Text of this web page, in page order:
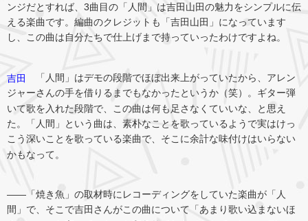
ンジだとすれば、3曲目の「人間」は吉田山田の魅力をシンプルに伝
える楽曲です。編曲のクレジットも「吉田山田」になっています
し、この曲は自分たちで仕上げまで持っていったわけですよね。
吉田
「人間」はデモの段階でほぼ出来上がっていたから、アレン
ジャーさんの手を借りるまでもなかったというか（笑）。ギター弾
いて歌を入れた段階で、この曲は何も足さなくていいな、と思え
た。「人間」という曲は、素朴なことを歌っているようで実はけっ
こう深いことを歌っている楽曲で、そこに余計な味付けはいらない
かもなって。
――「焼き魚」の取材時にレコーディングをしていた楽曲が「人
間」で、そこで吉田さんがこの曲について「あまり歌い込まないほ